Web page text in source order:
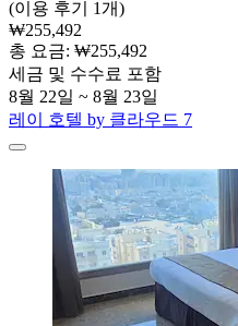
(이용 후기 1개)
₩255,492
총 요금: ₩255,492
세금 및 수수료 포함
8월 22일 ~ 8월 23일
레이 호텔 by 클라우드 7